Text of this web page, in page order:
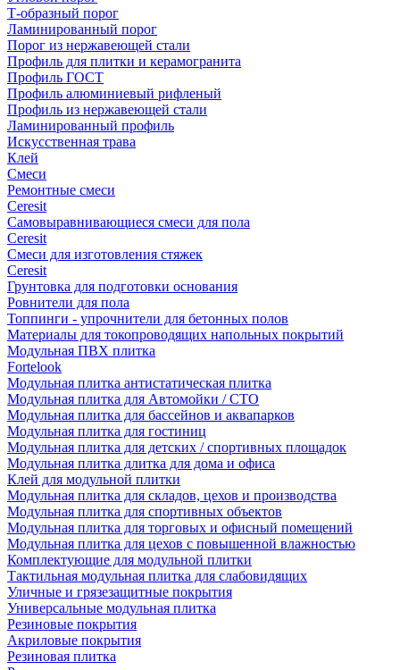
Т-образный порог
Ламинированный порог
Порог из нержавеющей стали
Профиль для плитки и керамогранита
Профиль ГОСТ
Профиль алюминиевый рифленый
Профиль из нержавеющей стали
Ламинированный профиль
Искусственная трава
Клей
Смеси
Ремонтные смеси
Ceresit
Самовыравнивающиеся смеси для пола
Ceresit
Смеси для изготовления стяжек
Ceresit
Грунтовка для подготовки основания
Ровнители для пола
Топпинги - упрочнители для бетонных полов
Материалы для токопроводящих напольных покрытий
Модульная ПВХ плитка
Fortelook
Модульная плитка антистатическая плитка
Модульная плитка для Автомойки / СТО
Модульная плитка для бассейнов и аквапарков
Модульная плитка для гостиниц
Модульная плитка для детских / спортивных площадок
Модульная плитка длитка для дома и офиса
Клей для модульной плитки
Модульная плитка для складов, цехов и производства
Модульная плитка для спортивных объектов
Модульная плитка для торговых и офисный помещений
Модульная плитка для цехов с повышенной влажностью
Комплектующие для модульной плитки
Тактильная модульная плитка для слабовидящих
Уличные и грязезащитные покрытия
Универсальные модульная плитка
Резиновые покрытия
Акриловые покрытия
Резиновая плитка